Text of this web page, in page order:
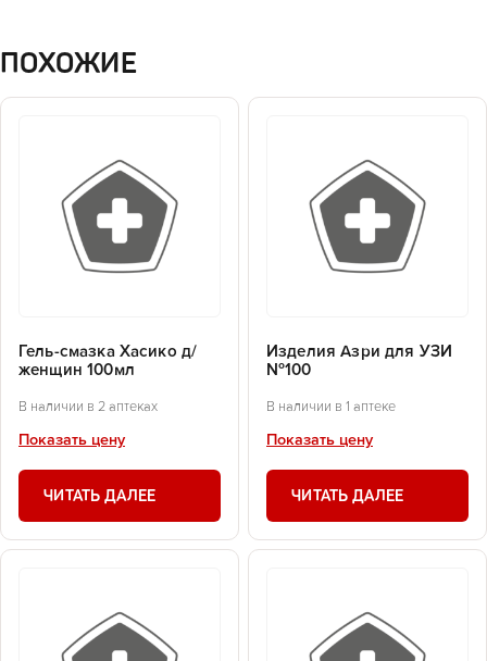
ПОХОЖИЕ
Гель-смазка Хасико д/
женщин 100мл
В наличии в 2 аптеках
Показать цену
ЧИТАТЬ ДАЛЕЕ
Изделия Азри для УЗИ
№100
В наличии в 1 аптеке
Показать цену
ЧИТАТЬ ДАЛЕЕ